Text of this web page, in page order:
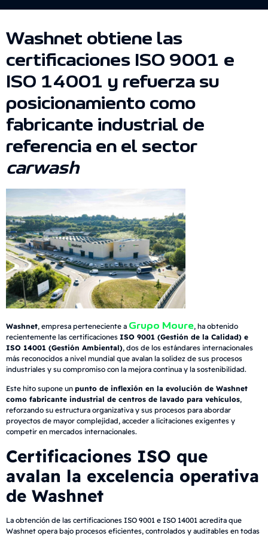
Washnet obtiene las
certificaciones ISO 9001 e
ISO 14001 y refuerza su
posicionamiento como
fabricante industrial de
referencia en el sector
carwash
Washnet, empresa perteneciente a Grupo Moure, ha obtenido
recientemente las certificaciones ISO 9001 (Gestión de la Calidad) e
ISO 14001 (Gestión Ambiental), dos de los estándares internacionales
más reconocidos a nivel mundial que avalan la solidez de sus procesos
industriales y su compromiso con la mejora continua y la sostenibilidad.
Este hito supone un punto de inflexión en la evolución de Washnet
como fabricante industrial de centros de lavado para vehículos,
reforzando su estructura organizativa y sus procesos para abordar
proyectos de mayor complejidad, acceder a licitaciones exigentes y
competir en mercados internacionales.
Certificaciones ISO que
avalan la excelencia operativa
de Washnet
La obtención de las certificaciones ISO 9001 e ISO 14001 acredita que
Washnet opera bajo procesos eficientes, controlados y auditables en todas